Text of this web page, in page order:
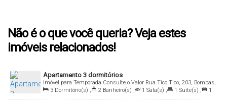
Não é o que você queria? Veja estes
imóveis relacionados!
Apartamento 3 dormitórios
Consulte o Valor
Imóvel para Temporada
Rua Tico Tico, 203, Bombas,
Bombinhas, Santa Catarina, Brasil
3 Dormitório(s) , 2 Banheiro(s) , 1 Sala(s) , 1 Suíte(s) ,
1
Vaga(s) , Útil: 94.00m²